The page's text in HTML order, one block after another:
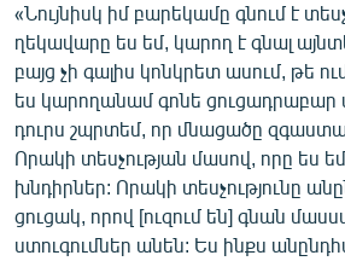
«Ազատության» բոլոր կայքերը
«Նույնիսկ իմ բարեկամը գնում է
ղեկավարը ես եմ, կարող է գնալ
բայց չի գալիս կոնկրետ ասում, թե
ես կարողանամ գոնե ցուցադրաբար
դուրս շպրտեմ, որ մնացածը
Որակի տեսչության մասով, որը ես
խնդիրներ: Որակի տեսչությունը
ցուցակ, որով [ուզում են] գնան
ստուգումներ անեն: Ես ինքս